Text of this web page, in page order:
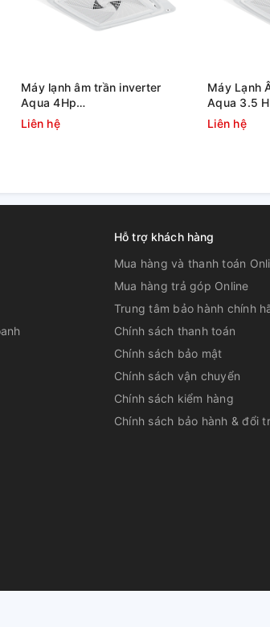
làm lạnh nhanh, mát lạnh
cánh gió mở rộng đến
và thoải mái hơn cho
lựa chọn tuyệt
bơm thoát nước có thể
Máy lạnh âm trần inverter
Aqua 4Hp
1U105S1PS2SA/AB105S2LR1FA
Liên hệ
Máy Lạnh
Aqua 3.5
950KB
Liên hệ
Hỗ trợ khách hàng
Mua hàng và thanh toán
Mua hàng trả góp Online
Trung tâm bảo hành chính
Chính sách thanh toán
Chính sách bảo mật
Chính sách vận chuyển
Chính sách kiểm hàng
Chính sách bảo hành & đổi